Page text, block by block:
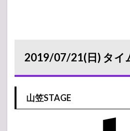
2019/07/21(日) タイ
山笠STAGE